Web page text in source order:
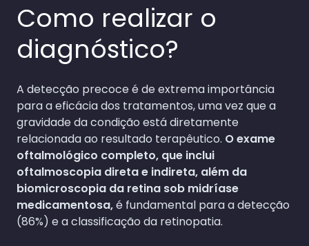
Como realizar o
diagnóstico?
A detecção precoce é de extrema importância
para a eficácia dos tratamentos, uma vez que a
gravidade da condição está diretamente
relacionada ao resultado terapêutico. O exame
oftalmológico completo, que inclui
oftalmoscopia direta e indireta, além da
biomicroscopia da retina sob midríase
medicamentosa,é fundamental para a detecção
(86%) e a classificação da retinopatia.